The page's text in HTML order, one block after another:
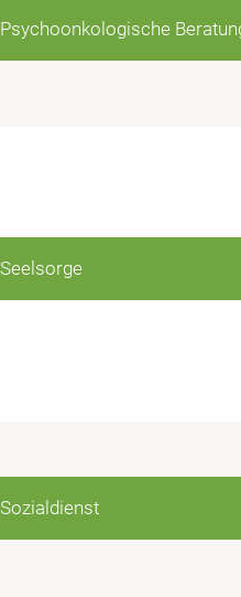
Psychoonkologische
Seelsorge
Sozialdienst